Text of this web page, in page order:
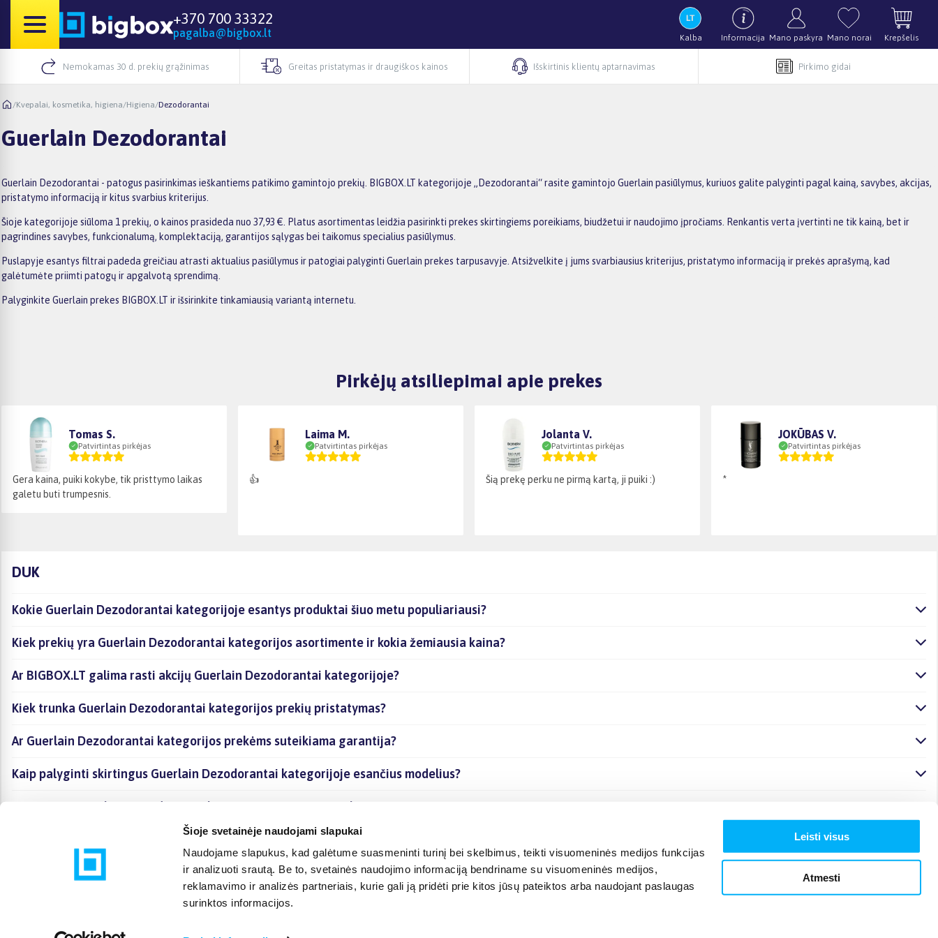
Šioje svetainėje naudojami slapukai
Naudojame slapukus, kad galėtume suasmeninti turinį bei skelbimus, teikti visuomeninės medijos funkcijas
ir analizuoti srautą. Be to, svetainės naudojimo informaciją bendriname su visuomeninės medijos,
reklamavimo ir analizės partneriais, kurie gali ją pridėti prie kitos jūsų pateiktos arba naudojant paslaugas
surinktos informacijos.
Leisti visus
Atmesti
+370 700 33322
pagalba@bigbox.lt Kalba Informacija Mano paskyra Mano norai Krepšelis
Nemokamas 30 d. prekių grąžinimas Greitas pristatymas ir draugiškos kainos Išskirtinis klientų aptarnavimas Pirkimo gidai
/Kvepalai, kosmetika, higiena/Higiena/Dezodorantai
Guerlain Dezodorantai
Guerlain Dezodorantai - patogus pasirinkimas ieškantiems patikimo gamintojo prekių. BIGBOX.LT kategorijoje „Dezodorantai“ rasite gamintojo Guerlain pasiūlymus, kuriuos galite palyginti pagal kainą, savybes, akcijas,
pristatymo informaciją ir kitus svarbius kriterijus.
Šioje kategorijoje siūloma 1 prekių, o kainos prasideda nuo 37,93 €. Platus asortimentas leidžia pasirinkti prekes skirtingiems poreikiams, biudžetui ir naudojimo įpročiams. Renkantis verta įvertinti ne tik kainą, bet ir
pagrindines savybes, funkcionalumą, komplektaciją, garantijos sąlygas bei taikomus specialius pasiūlymus.
Puslapyje esantys filtrai padeda greičiau atrasti aktualius pasiūlymus ir patogiai palyginti Guerlain prekes tarpusavyje. Atsižvelkite į jums svarbiausius kriterijus, pristatymo informaciją ir prekės aprašymą, kad
galėtumėte priimti patogų ir apgalvotą sprendimą.
Palyginkite Guerlain prekes BIGBOX.LT ir išsirinkite tinkamiausią variantą internetu.
Pirkėjų atsiliepimai apie prekes
Tomas S.
Patvirtintas pirkėjas
Gera kaina, puiki kokybe, tik pristtymo laikas
galetu buti trumpesnis.
Laima M.
Patvirtintas pirkėjas
👍
Jolanta V.
Patvirtintas pirkėjas
Šią prekę perku ne pirmą kartą, ji puiki :)
JOKŪBAS V.
Patvirtintas pirkėjas
*
DUK
Kokie Guerlain Dezodorantai kategorijoje esantys produktai šiuo metu populiariausi?
Kiek prekių yra Guerlain Dezodorantai kategorijos asortimente ir kokia žemiausia kaina?
Ar BIGBOX.LT galima rasti akcijų Guerlain Dezodorantai kategorijoje?
Kiek trunka Guerlain Dezodorantai kategorijos prekių pristatymas?
Ar Guerlain Dezodorantai kategorijos prekėms suteikiama garantija?
Kaip palyginti skirtingus Guerlain Dezodorantai kategorijoje esančius modelius?
Kaip įsigyti Guerlain Dezodorantai kategorijoje esančias prekes internetu?